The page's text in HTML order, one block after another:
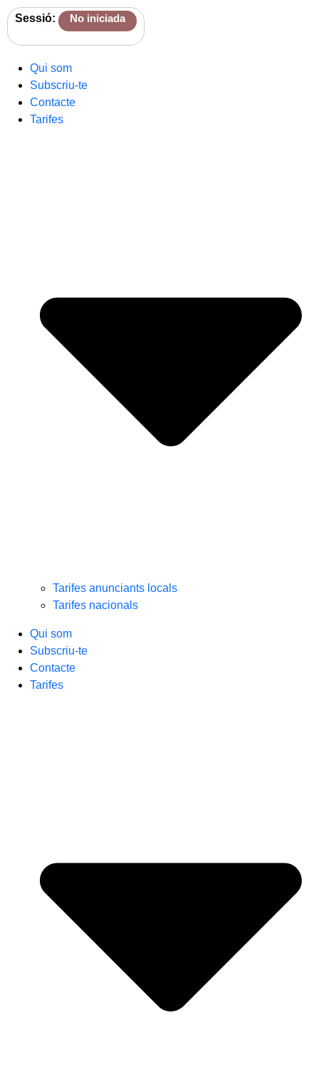
Sessió: No iniciada
Qui som
Subscriu-te
Contacte
Tarifes
Tarifes anunciants locals
Tarifes nacionals
Qui som
Subscriu-te
Contacte
Tarifes